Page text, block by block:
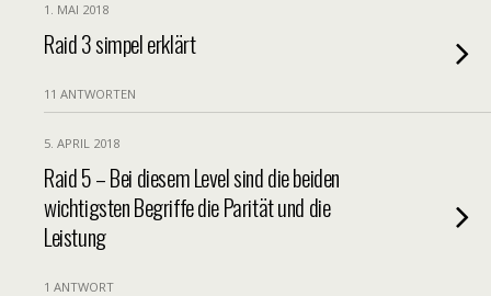
1. MAI 2018
Raid 3 simpel erklärt
11 ANTWORTEN
5. APRIL 2018
Raid 5 – Bei diesem Level sind die beiden
wichtigsten Begriffe die Parität und die
Leistung
1 ANTWORT